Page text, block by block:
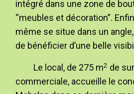
intégré dans une zone de
“meubles et décoration”.
même se situe dans un
de bénéficier d’une belle
Le local, de 275 m2 de
commerciale, accueille le